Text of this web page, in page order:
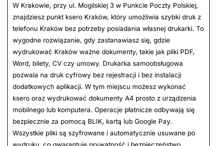
W Krakowie, przy ul. Mogilskiej 3 w Punkcie Poczty Polskiej,
znajdziesz punkt ksero Kraków, który umożliwia szybki druk z
telefonu Kraków bez potrzeby posiadania własnej drukarki. To
wygodne rozwiązanie, gdy zastanawiasz się, gdzie
wydrukować Kraków ważne dokumenty, takie jak pliki PDF,
Word, bilety, CV czy umowy. Drukarka samoobsługowa
pozwala na druk cyfrowy bez rejestracji i bez instalacji
dodatkowych aplikacji. W tym miejscu możesz wykonać
ksero oraz wydrukować dokumenty A4 prosto z urządzenia
mobilnego lub komputera. Operacje płatnicze odbywają się
bezpiecznie za pomocą BLIK, kartą lub Google Pay.
Wszystkie pliki są szyfrowane i automatycznie usuwane po